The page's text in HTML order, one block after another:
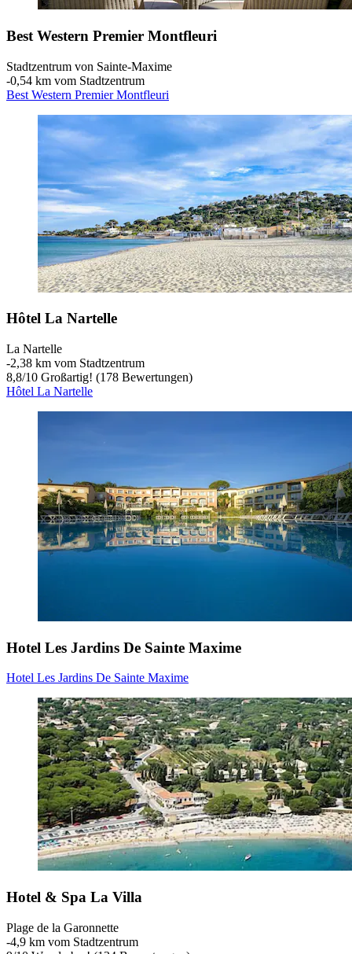
Best Western Premier Montfleuri
Stadtzentrum von Sainte-Maxime
‐0,54 km vom Stadtzentrum
Best Western Premier Montfleuri
Hôtel La Nartelle
La Nartelle
‐2,38 km vom Stadtzentrum
8,8/10 Großartig! (178 Bewertungen)
Hôtel La Nartelle
Hotel Les Jardins De Sainte Maxime
Hotel Les Jardins De Sainte Maxime
Hotel & Spa La Villa
Plage de la Garonnette
‐4,9 km vom Stadtzentrum